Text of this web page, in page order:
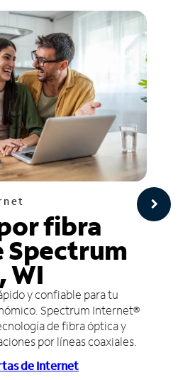
fibra
Spectrum
WI
y confiable para tu
Spectrum Internet®
de fibra óptica y
por líneas coaxiales.
de Internet